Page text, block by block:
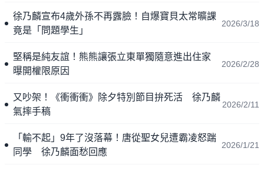
徐乃麟宣布4歲外孫不再露臉！自爆寶貝太常曠課
竟是「問題學生」
2026/3/18
堅稱是純友誼！熊熊讓張立東單獨隨意進出住家
曝開權限原因
2026/2/28
又吵架！《衝衝衝》除夕特別節目拚死活 徐乃麟
氣摔手稿
2026/2/11
「輸不起」9年了沒落幕！唐從聖女兒遭霸凌怒踹
同學 徐乃麟面愁回應
2026/1/21